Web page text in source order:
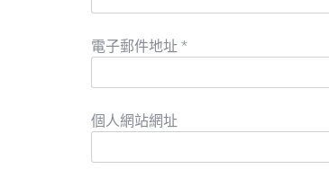
電子郵件地址 *
個人網站網址